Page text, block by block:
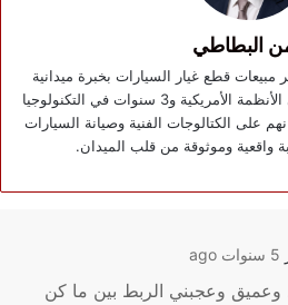
البطاطي
قطع غيار السيارات بخبرة ميدانية
تتجاوز 10 سنوات (7 سنوات في الأنظمة الأمريكية و3 سنوات في التكنولوجيا
نهم على الكتالوجات الفنية وصيانة السيارات
واقعية وموثوقة من قلب الميدان.
5 سنوات ago
وعجبني الربط بين ما كن